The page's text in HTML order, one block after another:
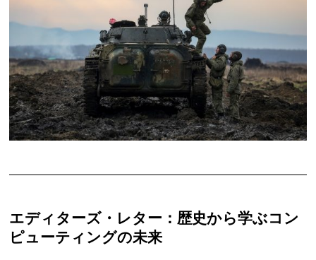
エディターズ・レター：歴史から学ぶコン
ピューティングの未来